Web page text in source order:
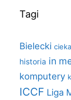
Tagi
Bielecki
historia in
komputery
ICCF Liga